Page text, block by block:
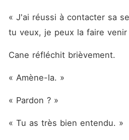
« J'ai réussi à contacter sa
tu veux, je peux la faire
Cane réfléchit brièvement.
« Amène-la. »
« Pardon ? »
« Tu as très bien entendu. »